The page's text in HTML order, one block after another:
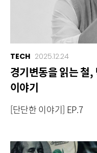
TECH 2025.12.24
경기변동을 읽는 철
이야기
[단단한 이야기] EP.7